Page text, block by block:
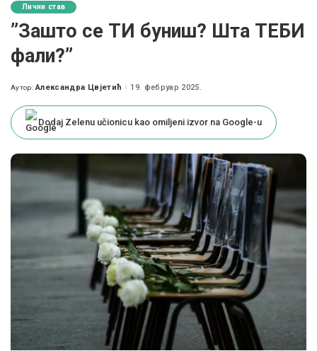
Лични став
”Зашто се ТИ буниш? Шта ТЕБИ
фали?”
Posted
Аутор: Александра Цвјетић 19. фебруар 2025.
Dodaj Zelenu učionicu kao omiljeni izvor na Google-u